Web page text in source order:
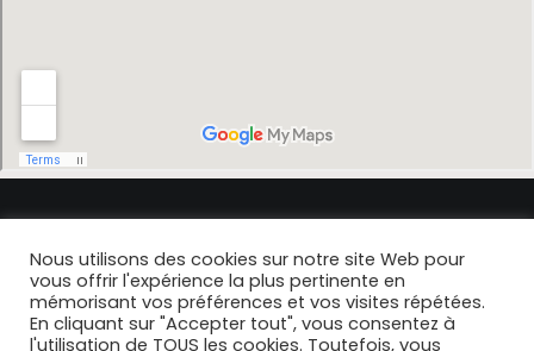
© 2021- 2024 Dr Brun. |Politique de confidentialité |Mentions Légales
Design & DeveloppementStudio Soixante
Nous utilisons des cookies sur notre site Web pour
vous offrir l'expérience la plus pertinente en
mémorisant vos préférences et vos visites répétées.
En cliquant sur "Accepter tout", vous consentez à
l'utilisation de TOUS les cookies. Toutefois, vous